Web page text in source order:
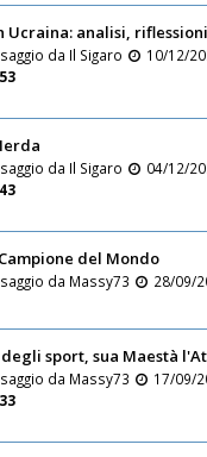
Ucraina: analisi,
da Il Sigaro
10/12/
da Il Sigaro
04/12/
del Mondo
da Massy73
28/09/
degli sport, sua Maestà
da Massy73
17/09/